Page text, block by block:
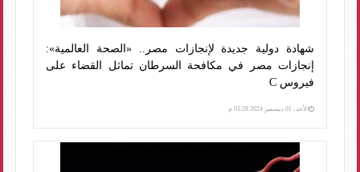
شهادة دولية جديدة لإنجازات مصر.. «الصحة العالمية»:
إنجازات مصر في مكافحة السرطان تماثل القضاء على
فيروس C
الأحد، 01 ديسمبر 2024 03:28 م